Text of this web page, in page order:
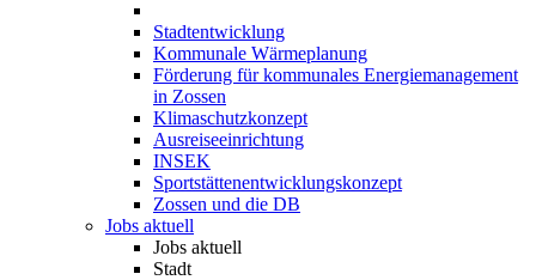
Stadtentwicklung
Kommunale Wärmeplanung
Förderung für kommunales Energiemanagement
in Zossen
Klimaschutzkonzept
Ausreiseeinrichtung
INSEK
Sportstättenentwicklungskonzept
Zossen und die DB
Jobs aktuell
Jobs aktuell
Stadt